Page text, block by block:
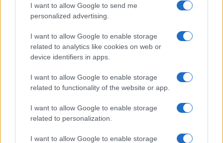
I want to allow Google to send me
personalized advertising.
I want to allow Google to enable storage
related to analytics like cookies on web or
device identifiers in apps.
I want to allow Google to enable storage
related to functionality of the website or app.
I want to allow Google to enable storage
related to personalization.
I want to allow Google to enable storage
Az izraeli mezőgazdasági közösségek sokkal
többet fizetnek a palesztin munkásoknak,
mint amennyit az arab falukban kereshetnek.
Így a palesztinok is inkább a zsidó farmokon
dolgoznak.
Az elmúlt években egyre több fiatal költözik
a Jordán völgyébe. Az itt élők 70% a
mezőgazdaságban dolgozik.